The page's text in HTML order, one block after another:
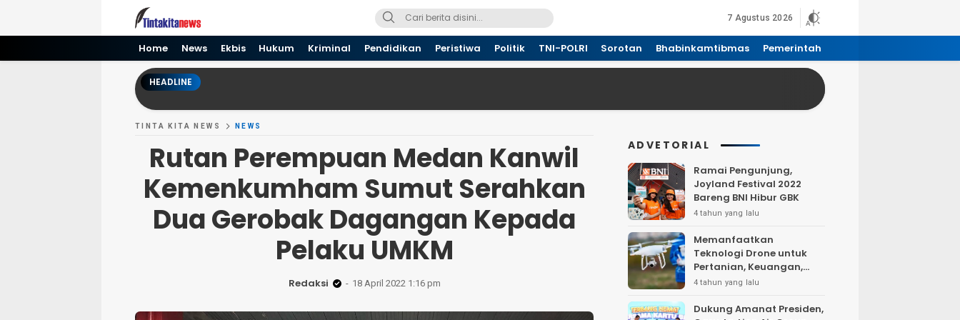
Tinta kita News
Informasi Terkini
7 Agustus 2026
Home News Ekbis Hukum Kriminal Pendidikan Peristiwa Politik TNI-POLRI Sorotan Bhabinkamtibmas Pemerintah
HEADLINE
TINTA KITA NEWS NEWS
Rutan Perempuan Medan Kanwil
Kemenkumham Sumut Serahkan
Dua Gerobak Dagangan Kepada
Pelaku UMKM
Redaksi 18 April 2022 1:16 pm
ADVETORIAL
Ramai Pengunjung,
Joyland Festival 2022
Bareng BNI Hibur GBK
4 tahun yang lalu
Memanfaatkan
Teknologi Drone untuk
Pertanian, Keuangan,
Pertambangan, Real
Telekomunikasi.
4 tahun yang lalu
Dukung Amanat Presiden,